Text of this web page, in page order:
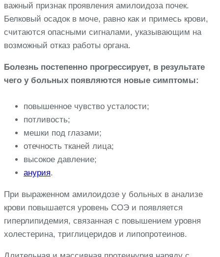
важный признак проявления амилоидоза почек.
Белковый осадок в моче, равно как и примесь крови,
считаются опасными сигналами, указывающим на
возможный отказ работы органа.
Болезнь постепенно прогрессирует, в результате
чего у больных появляются новые симптомы:
повышенное чувство усталости;
потливость;
мешки под глазами;
отечность тканей лица;
высокое давление;
анурия.
При выраженном амилоидозе у больных в анализе
крови повышается уровень СОЭ и появляется
гиперлипидемия, связанная с повышением уровня
холестерина, триглицеридов и липопротеинов.